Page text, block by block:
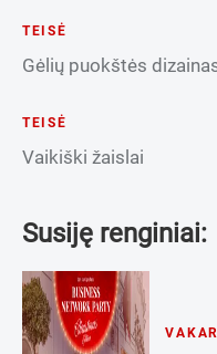
TEISĖ
Gėlių puokštės
TEISĖ
Vaikiški žaislai
Susiję renginiai: